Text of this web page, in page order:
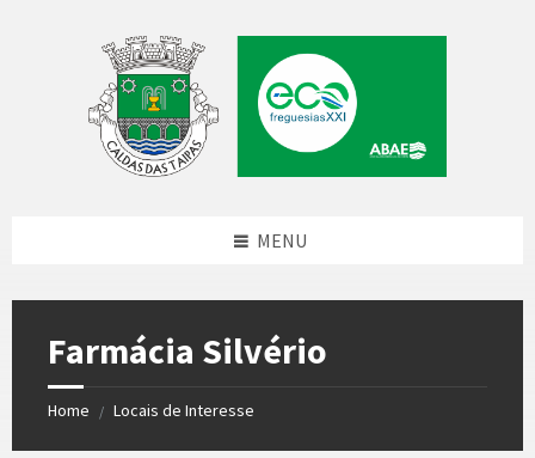
MENU
Farmácia Silvério
Home / Locais de Interesse